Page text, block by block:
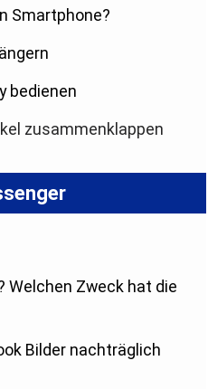
Smartphone?
bedienen
zusammenklappen
Welchen Zweck hat die
Bilder nachträglich